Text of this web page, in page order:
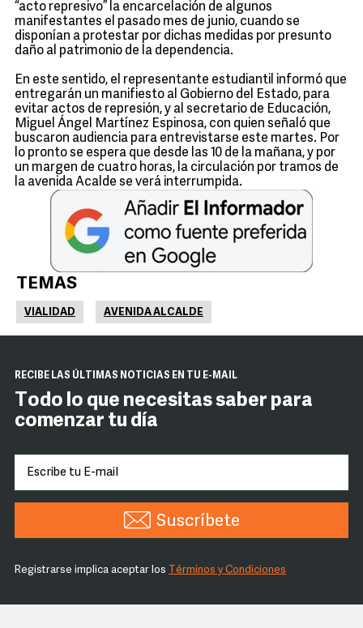
“acto represivo” la encarcelación de algunos
manifestantes el pasado mes de junio, cuando se
disponían a protestar por dichas medidas por presunto
daño al patrimonio de la dependencia.
En este sentido, el representante estudiantil informó que
entregarán un manifiesto al Gobierno del Estado, para
evitar actos de represión, y al secretario de Educación,
Miguel Ángel Martínez Espinosa, con quien señaló que
buscaron audiencia para entrevistarse este martes. Por
lo pronto se espera que desde las 10 de la mañana, y por
un margen de cuatro horas, la circulación por tramos de
la avenida Acalde se verá interrumpida.
TEMAS
VIALIDAD AVENIDA ALCALDE
RECIBE LAS ÚLTIMAS NOTICIAS EN TU E-MAIL
Todo lo que necesitas saber para
comenzar tu día
Suscríbete
Registrarse implica aceptar los Términos y Condiciones